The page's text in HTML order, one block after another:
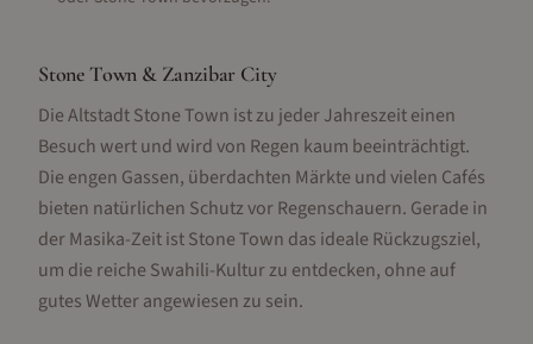
Stone Town & Zanzibar City
Die Altstadt Stone Town ist zu jeder Jahreszeit einen
Besuch wert und wird von Regen kaum beeinträchtigt.
Die engen Gassen, überdachten Märkte und vielen Cafés
bieten natürlichen Schutz vor Regenschauern. Gerade in
der Masika-Zeit ist Stone Town das ideale Rückzugsziel,
um die reiche Swahili-Kultur zu entdecken, ohne auf
gutes Wetter angewiesen zu sein.